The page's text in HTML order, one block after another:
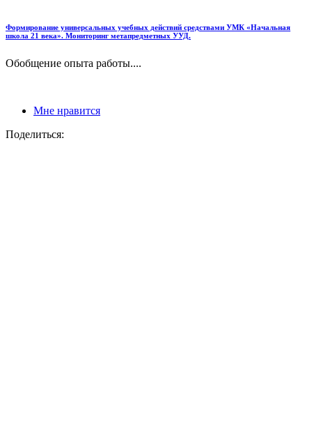
Формирование универсальных учебных действий средствами УМК «Начальная
школа 21 века». Мониторинг метапредметных УУД.
Обобщение опыта работы....
Мне нравится
Поделиться: